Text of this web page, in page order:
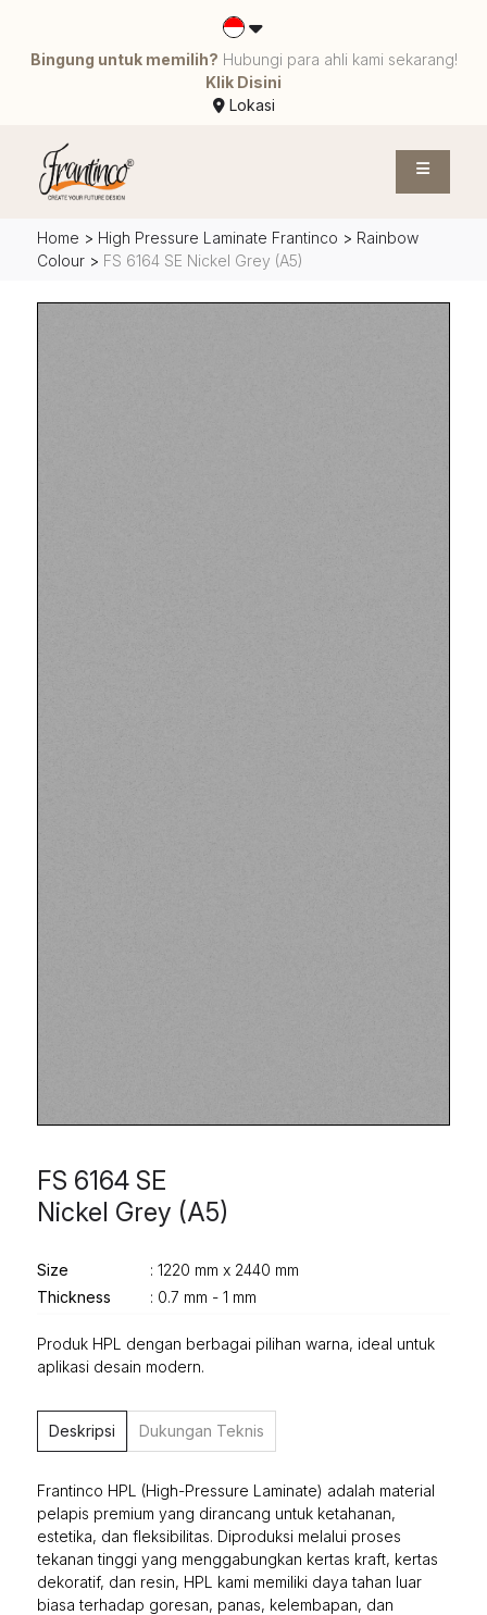
Bingung untuk memilih? Hubungi para ahli kami sekarang!
Klik Disini
Lokasi
Home > High Pressure Laminate Frantinco > Rainbow
Colour > FS 6164 SE Nickel Grey (A5)
FS 6164 SE
Nickel Grey (A5)
Size
: 1220 mm x 2440 mm
Thickness
: 0.7 mm - 1 mm
Produk HPL dengan berbagai pilihan warna, ideal untuk
aplikasi desain modern.
Deskripsi Dukungan Teknis
Frantinco HPL (High-Pressure Laminate) adalah material
pelapis premium yang dirancang untuk ketahanan,
estetika, dan fleksibilitas. Diproduksi melalui proses
tekanan tinggi yang menggabungkan kertas kraft, kertas
dekoratif, dan resin, HPL kami memiliki daya tahan luar
biasa terhadap goresan, panas, kelembapan, dan